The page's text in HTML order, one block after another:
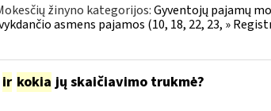
žinyno kategorijos:Gyventojų pajamų
asmens pajamos (10, 18, 22, 23, »
ir kokia jų skaičiavimo trukmė?